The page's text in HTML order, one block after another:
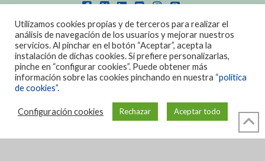
POLITICA DE COOKIES|AVISO LEGAL
DISEÑO: DIAN SISTEMAS
Utilizamos cookies propias y de terceros para realizar el
análisis de navegación de los usuarios y mejorar nuestros
servicios. Al pinchar en el botón “Aceptar”, acepta la
instalación de dichas cookies. Si prefiere personalizarlas,
pinche en “configurar cookies”. Puede obtener más
información sobre las cookies pinchando en nuestra “política
de cookies”.
Configuración cookies Rechazar Aceptar todo